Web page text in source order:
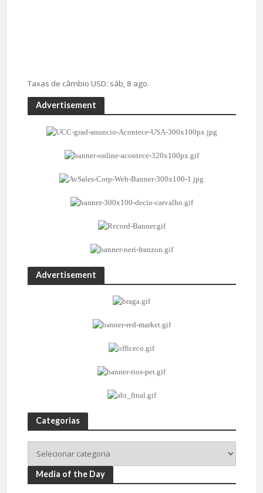
Taxas de câmbio USD: sáb, 8 ago.
Advertisement
Advertisement
Categorias
Media of the Day